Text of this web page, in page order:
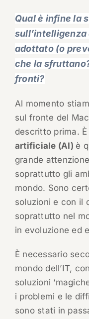
Qual è infine la
adottato (o
che la
fronti?
Al momento
sul fronte del
descritto prima.
artificiale (AI) è
grande
soprattutto gli
mondo. Sono
soluzioni e con il
soprattutto nel
in evoluzione ed
È necessario
mondo dell’IT,
soluzioni
i problemi e le
sono stati in